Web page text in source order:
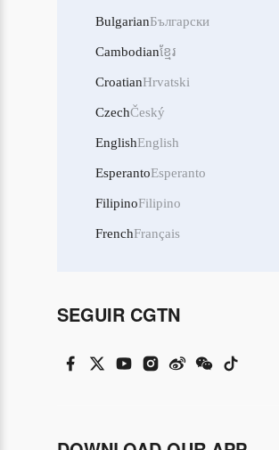
BulgarianБългарски
Cambodianខ្មែរ
CroatianHrvatski
CzechČeský
EnglishEnglish
EsperantoEsperanto
FilipinoFilipino
FrenchFrançais
SEGUIR CGTN